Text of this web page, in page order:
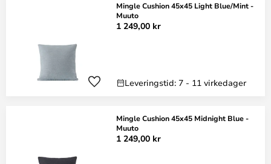
Mingle Cushion 45x45 Light Blue/Mint -
Muuto
1 249,00 kr
Leveringstid: 7 - 11 virkedager
Mingle Cushion 45x45 Midnight Blue -
Muuto
1 249,00 kr